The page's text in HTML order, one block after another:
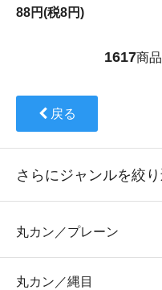
88円(税8円)
1617商
戻る
さらにジャンルを絞
丸カン／プレーン
丸カン／縄目